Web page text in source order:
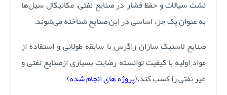
نشت سیالات و حفظ فشار در صنایع نفتی، مکانیکال سیل‌ها
به عنوان یک جزء اساسی در این صنایع شناخته می‌شوند.
صنایع لاستیک سازان زاگرس با سابقه طولانی و استفاده از
مواد اولیه با کیفیت توانسته رضایت بسیاری ازصنایع نفتی و
غیر نفتی را کسب کند.(پروژه های انجام شده)